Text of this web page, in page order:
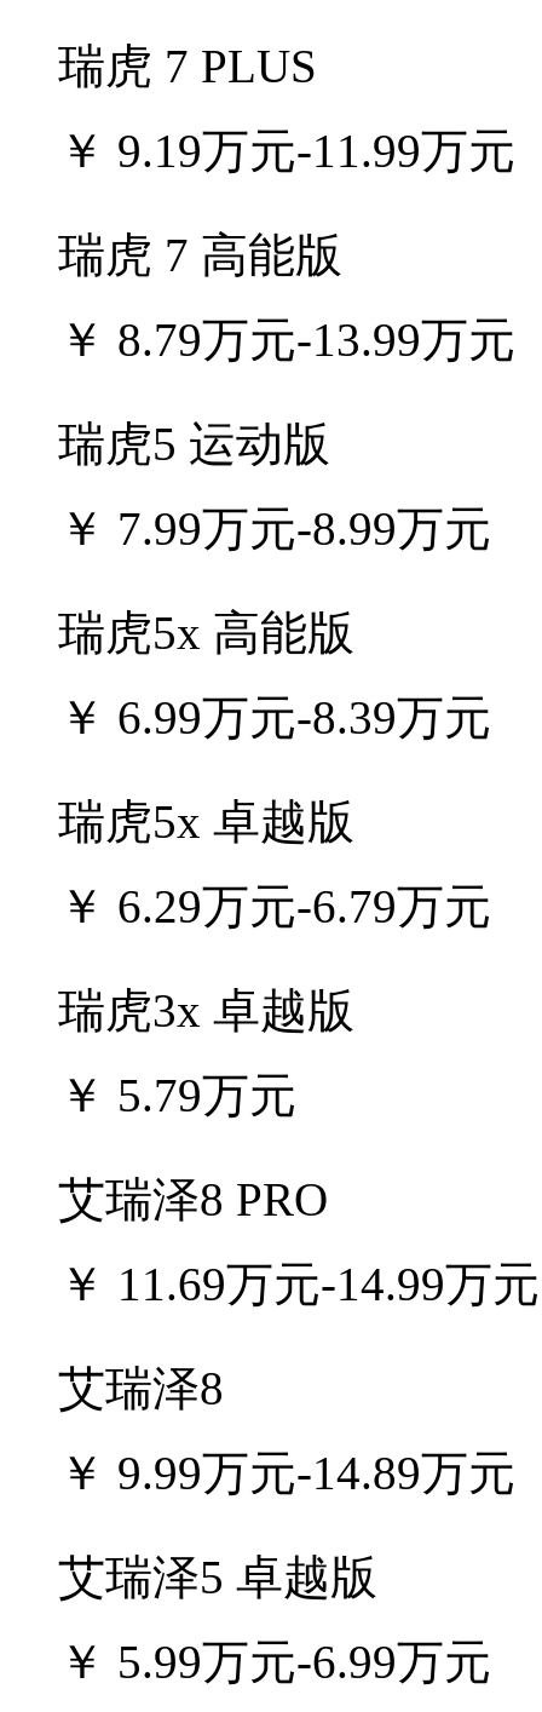
瑞虎 7 PLUS
￥ 9.19万元-11.99万元
瑞虎 7 高能版
￥ 8.79万元-13.99万元
瑞虎5 运动版
￥ 7.99万元-8.99万元
瑞虎5x 高能版
￥ 6.99万元-8.39万元
瑞虎5x 卓越版
￥ 6.29万元-6.79万元
瑞虎3x 卓越版
￥ 5.79万元
艾瑞泽8 PRO
￥ 11.69万元-14.99万元
艾瑞泽8
￥ 9.99万元-14.89万元
艾瑞泽5 卓越版
￥ 5.99万元-6.99万元